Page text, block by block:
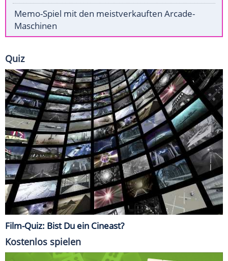
Memo-Spiel mit den meistverkauften Arcade-
Maschinen
Quiz
Film-Quiz: Bist Du ein Cineast?
Kostenlos spielen